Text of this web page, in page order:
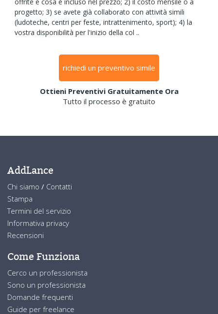
progetto; 3) se avete già collaborato con attività simili
(ludoteche, centri per feste, intrattenimento, sport); 4) la
vostra disponibilità per l'inizio della col ..
richiedi un preventivo simile
Ottieni Preventivi Gratuitamente Ora
Tutto il processo è gratuito
AddLance
Chi siamo / Contatti
Stampa
Termini del servizio
Informativa privacy
Recensioni
Come Funziona
Cerco un professionista
Sono un professionista
Domande frequenti
Guide per freelance